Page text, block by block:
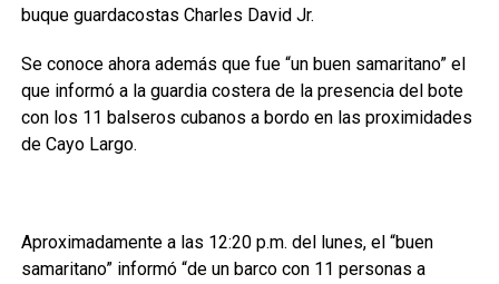
buque guardacostas Charles David Jr.
Se conoce ahora además que fue “un buen samaritano” el
que informó a la guardia costera de la presencia del bote
con los 11 balseros cubanos a bordo en las proximidades
de Cayo Largo.
Aproximadamente a las 12:20 p.m. del lunes, el “buen
samaritano” informó “de un barco con 11 personas a